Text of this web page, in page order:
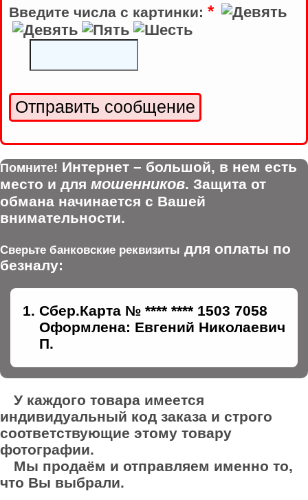
Введите числа с картинки: *
Помните! Интернет – большой, в нем есть
место и для мошенников. Защита от
обмана начинается с Вашей
внимательности.
Сверьте банковские реквизиты для оплаты по
безналу:
Сбер.Карта № **** **** 1503 7058
Оформлена: Евгений Николаевич
П.
У каждого товара имеется
индивидуальный код заказа и строго
соответствующие этому товару
фотографии.
Мы продаём и отправляем именно то,
что Вы выбрали.